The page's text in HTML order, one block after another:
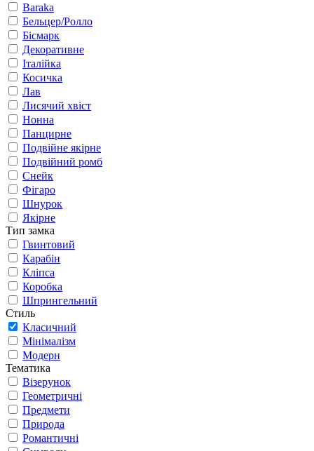
Baraka
Бельцер/Ролло
Бісмарк
Декоративне
Італійка
Косичка
Лав
Лисячий хвіст
Нонна
Панцирне
Подвійне якірне
Подвійний ромб
Снейк
Фігаро
Шнурок
Якірне
Тип замка
Гвинтовий
Карабін
Кліпса
Коробка
Шпрингельний
Стиль
Класичний
Мінімалізм
Модерн
Тематика
Візерунок
Геометричні
Предмети
Природа
Романтичні